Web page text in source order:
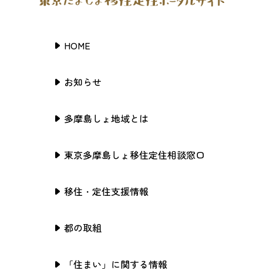
HOME
お知らせ
多摩島しょ地域とは
東京多摩島しょ移住定住相談窓口
移住・定住支援情報
都の取組
「住まい」に関する情報